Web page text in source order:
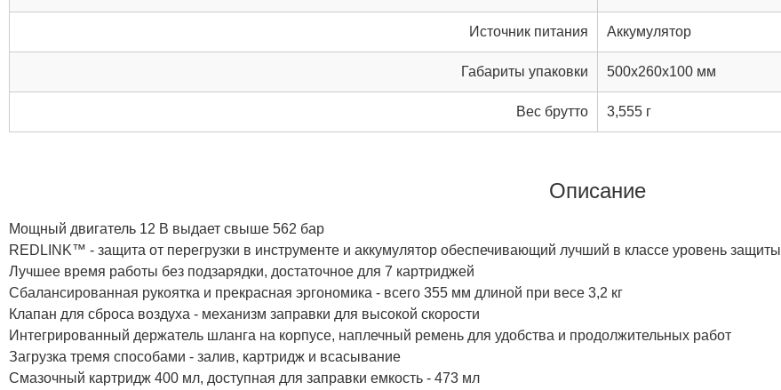
Источник питания Аккумулятор
Габариты упаковки 500x260x100 мм
Вес брутто 3,555 г
Описание
Мощный двигатель 12 В выдает свыше 562 бар
REDLINK™ - защита от перегрузки в инструменте и аккумулятор обеспечивающий лучший в классе уровень защиты
Лучшее время работы без подзарядки, достаточное для 7 картриджей
Сбалансированная рукоятка и прекрасная эргономика - всего 355 мм длиной при весе 3,2 кг
Клапан для сброса воздуха - механизм заправки для высокой скорости
Интегрированный держатель шланга на корпусе, наплечный ремень для удобства и продолжительных работ
Загрузка тремя способами - залив, картридж и всасывание
Смазочный картридж 400 мл, доступная для заправки емкость - 473 мл